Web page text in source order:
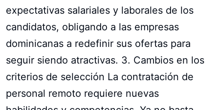
expectativas salariales y laborales de los
candidatos, obligando a las empresas
dominicanas a redefinir sus ofertas para
seguir siendo atractivas. 3. Cambios en los
criterios de selección La contratación de
personal remoto requiere nuevas